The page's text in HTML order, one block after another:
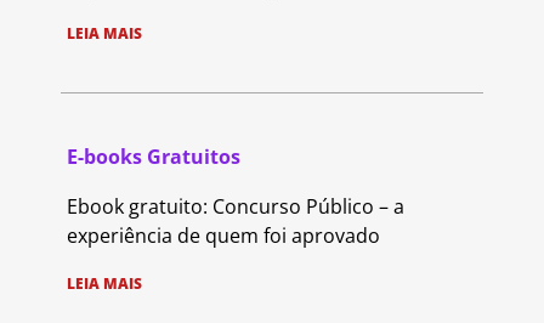
LEIA MAIS
E-books Gratuitos
Ebook gratuito: Concurso Público – a
experiência de quem foi aprovado
LEIA MAIS